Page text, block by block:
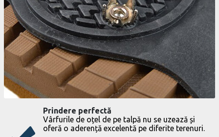
Prindere perfectă
Vârfurile de oțel de pe talpă nu se uzează și
oferă o aderență excelentă pe diferite terenuri.